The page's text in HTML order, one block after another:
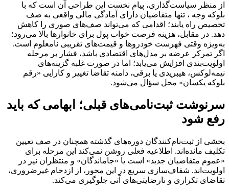
از منظر سیاست‌گذاری، پیام نخست این طراحی آن است که با
بلوکه وجه ، تنها متقاضیان دارای آمادگی مالی واقعی به صف
تخصیص راه یابند؛ اقدامی که می‌تواند صف‌های صوری را کاهش
دهد. در مقابل، هزینه فرصت خواب پول برای خانوارها بالا می‌رود؛
به‌ویژه وقتی فهرست خودروها و قیمت‌های تقریبی نامعلوم است.
اگر تمرکز عرضه بر مدل‌های اقتصادی باشد، فشار بر مرحله
اولویت‌بندی افزایش می‌یابد؛ اما در صورت غلبه گزینه‌های
نیمه‌لوکس، هیبریدی یا برقی، دامنه تقاضا تغییر و کارایی «رقم
بلوکه یکسان» محل سؤال می‌شود.
سرنوشت ثبت‌نامی‌های قبلی؛ ابهامی که باید
رفع شود
بخشی از ثبت‌نام‌کنندگان دوره‌های گذشته همچنان در صف تعیین
تکلیف مانده‌اند. اطلاعیه فعلی روشن نمی‌کند این مرحله برای
«عموم متقاضیان جدید» است یا «جاماندگان» و منتظران نیز در
اولویت‌اند. شفاف‌سازی سریع در این محور، از ازدحام غیرضروری،
تقاضای تکراری و نارضایتی‌های آتی جلوگیری می‌کند.